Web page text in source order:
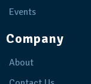
Events
Company
About